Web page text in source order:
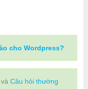
cho Wordpress?
và Câu hỏi thường